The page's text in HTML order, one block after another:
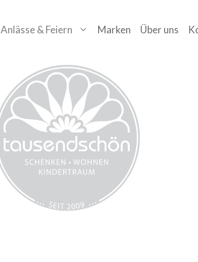
Anlässe & Feiern Marken Über uns